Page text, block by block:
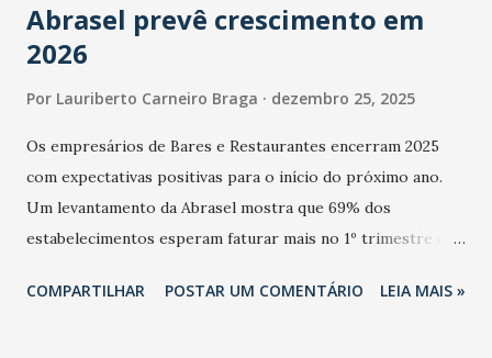
Abrasel prevê crescimento em
2026
Por Lauriberto Carneiro Braga dezembro 25, 2025
Os empresários de Bares e Restaurantes encerram 2025
com expectativas positivas para o início do próximo ano.
Um levantamento da Abrasel mostra que 69% dos
estabelecimentos esperam faturar mais no 1º trimestre de
relação ao último trimestre deste ano, 56% também
COMPARTILHAR POSTAR UM COMENTÁRIO LEIA MAIS »